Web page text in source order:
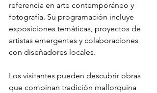
referencia en arte contemporáneo y
fotografía. Su programación incluye
exposiciones temáticas, proyectos de
artistas emergentes y colaboraciones
con diseñadores locales.
Los visitantes pueden descubrir obras
que combinan tradición mallorquina